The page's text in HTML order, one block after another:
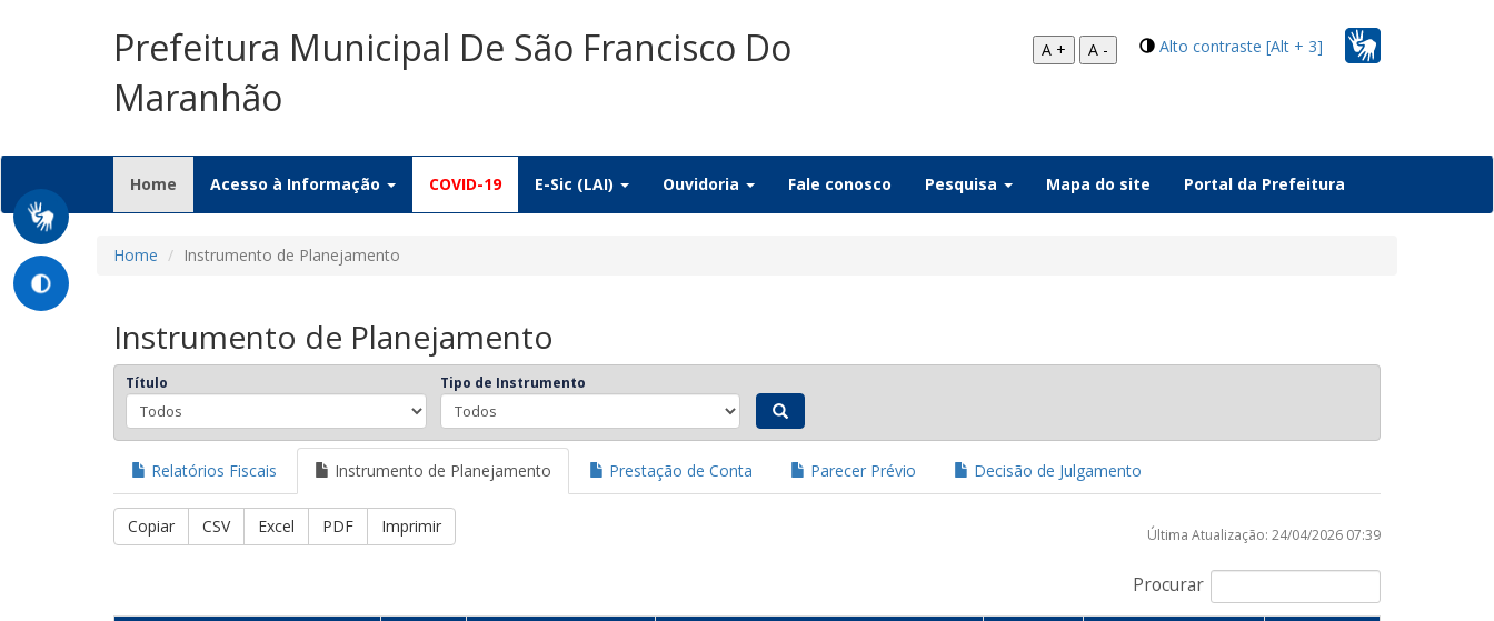
Prefeitura Municipal De São Francisco Do
Maranhão
Alto contraste [Alt + 3]
A + A -
Home (current)
Acesso à Informação COVID-19 E-Sic (LAI) Ouvidoria Fale conosco Pesquisa Mapa do site Portal da Prefeitura
Home Instrumento de Planejamento
Instrumento de Planejamento
Título Tipo de Instrumento
Relatórios Fiscais Instrumento de Planejamento Prestação de Conta Parecer Prévio Decisão de Julgamento
Copiar CSV Excel PDF Imprimir
Procurar
Última Atualização: 24/04/2026 07:39